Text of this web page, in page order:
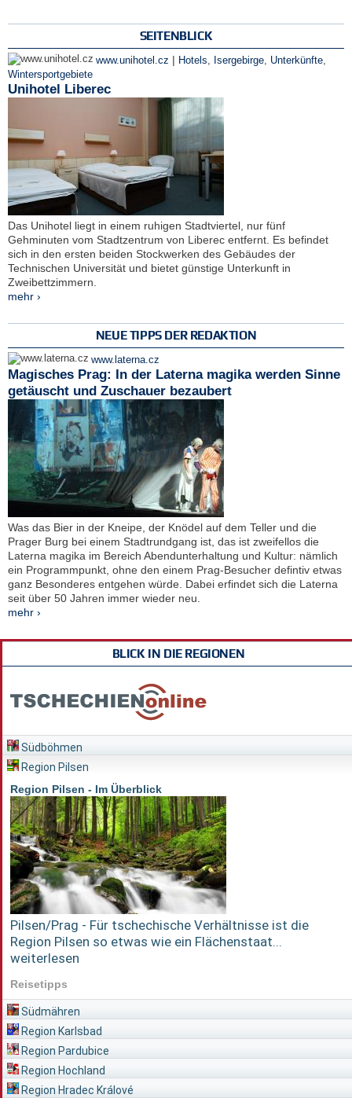
SEITENBLICK
www.unihotel.cz | Hotels Isergebirge Unterkünfte
Wintersportgebiete
Unihotel Liberec
Das Unihotel liegt in einem ruhigen Stadtviertel, nur fünf
Gehminuten vom Stadtzentrum von Liberec entfernt. Es befindet
sich in den ersten beiden Stockwerken des Gebäudes der
Technischen Universität und bietet günstige Unterkunft in
Zweibettzimmern.
mehr ›
NEUE TIPPS DER REDAKTION
www.laterna.cz
Magisches Prag: In der Laterna magika werden Sinne
getäuscht und Zuschauer bezaubert
Was das Bier in der Kneipe, der Knödel auf dem Teller und die
Prager Burg bei einem Stadtrundgang ist, das ist zweifellos die
Laterna magika im Bereich Abendunterhaltung und Kultur: nämlich
ein Programmpunkt, ohne den einem Prag-Besucher defintiv etwas
ganz Besonderes entgehen würde. Dabei erfindet sich die Laterna
seit über 50 Jahren immer wieder neu.
mehr ›
BLICK IN DIE REGIONEN
Südböhmen
Region Pilsen
Region Pilsen - Im Überblick
Pilsen/Prag - Für tschechische Verhältnisse ist die
Region Pilsen so etwas wie ein Flächenstaat...
weiterlesen
Reisetipps
Südmähren
Region Karlsbad
Region Pardubice
Region Hochland
Region Hradec Králové